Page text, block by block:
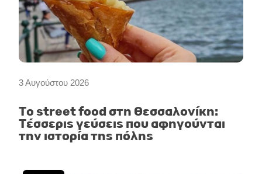
3 Αυγούστου 2026
Το street food στη Θεσσαλονίκη:
Τέσσερις γεύσεις που αφηγούνται
την ιστορία της πόλης